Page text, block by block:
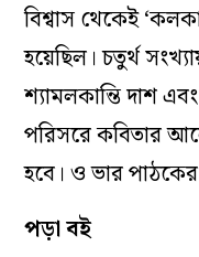
বিশ্বাস থেকেই
হয়েছিল। চতুর্থ
শ্যামলকান্তি দাশ
পরিসরে কবিতার
হবে। ও ভার
পড়া বই